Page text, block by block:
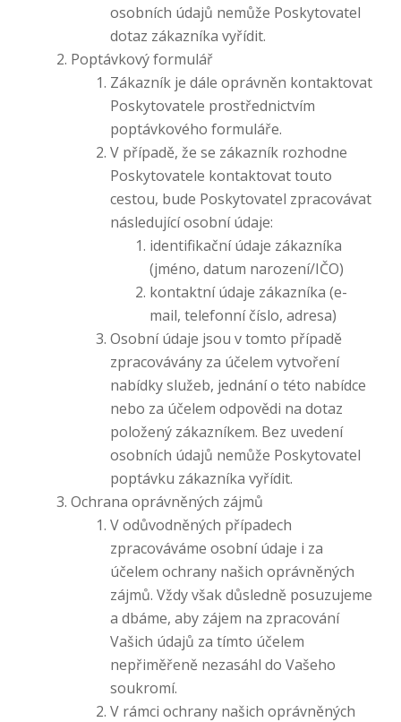
osobních údajů nemůže Poskytovatel
dotaz zákazníka vyřídit.
Poptávkový formulář
Zákazník je dále oprávněn kontaktovat
Poskytovatele prostřednictvím
poptávkového formuláře.
V případě, že se zákazník rozhodne
Poskytovatele kontaktovat touto
cestou, bude Poskytovatel zpracovávat
následující osobní údaje:
identifikační údaje zákazníka
(jméno, datum narození/IČO)
kontaktní údaje zákazníka (e-
mail, telefonní číslo, adresa)
Osobní údaje jsou v tomto případě
zpracovávány za účelem vytvoření
nabídky služeb, jednání o této nabídce
nebo za účelem odpovědi na dotaz
položený zákazníkem. Bez uvedení
osobních údajů nemůže Poskytovatel
poptávku zákazníka vyřídit.
Ochrana oprávněných zájmů
V odůvodněných případech
zpracováváme osobní údaje i za
účelem ochrany našich oprávněných
zájmů. Vždy však důsledně posuzujeme
a dbáme, aby zájem na zpracování
Vašich údajů za tímto účelem
nepřiměřeně nezasáhl do Vašeho
soukromí.
V rámci ochrany našich oprávněných